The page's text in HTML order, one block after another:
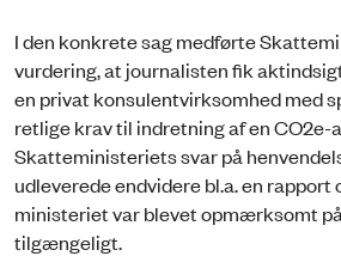
I den konkrete sag medførte
vurdering, at journalisten fik
en privat konsulentvirksomhed med
retlige krav til indretning af en CO2e-
Skatteministeriets svar på
udleverede endvidere bl.a. en rapport
ministeriet var blevet opmærksomt
tilgængeligt.